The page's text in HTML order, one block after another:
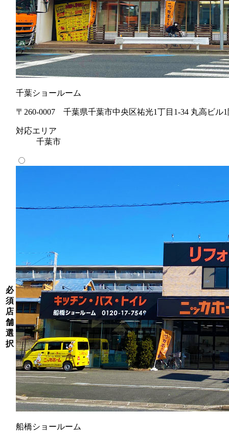
必
須
店
舗
選
択
千葉ショールーム
〒260-0007 千葉県千葉市中央区祐光1丁目1-34 丸高ビル1
対応エリア
千葉市
船橋ショールーム